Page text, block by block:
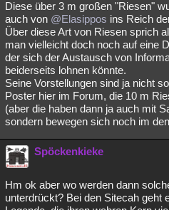
Natur Umfragen Unterhaltung
weitere Rubriken
Philosophie Träume Orte
Astronomie Helpdesk
Musik Clash Verbesserungen
Übersichten
Besucht Teilgenommen
Diese über 3 m großen "Riesen"
auch von @Elasippos ins Reich
Über diese Art von Riesen sprich
man vielleicht doch noch auf eine
der sich der Austausch von
beiderseits lohnen könnte.
Seine Vorstellungen sind ja nicht
Poster hier im Forum, die 10 m
(aber die haben dann ja auch mit
sondern bewegen sich noch im
Spöckenkieke
Hm ok aber wo werden dann
unterdrückt? Bei den Sitecah geht